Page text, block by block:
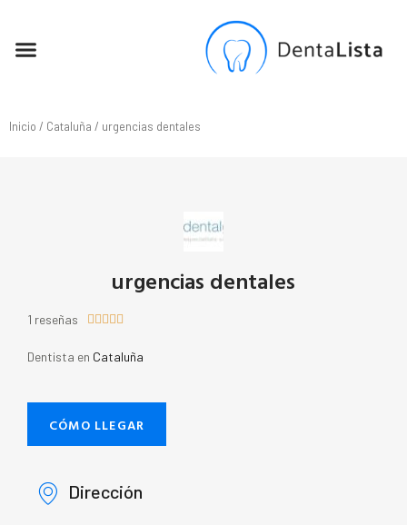
Inicio / Cataluña / urgencias dentales
urgencias dentales
1 reseñas     
Dentista en Cataluña
CÓMO LLEGAR
Dirección